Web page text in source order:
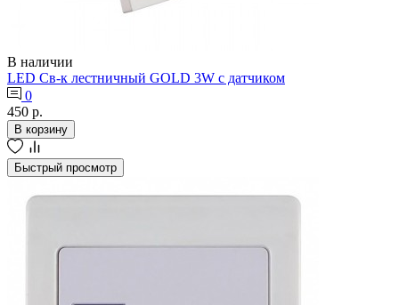
В наличии
LED Св-к лестничный GOLD 3W с датчиком
0
450 р.
В корзину
Быстрый просмотр